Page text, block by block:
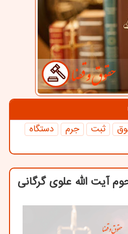
ثبت جرم
دستگاه
آیت الله علوی گرگانی